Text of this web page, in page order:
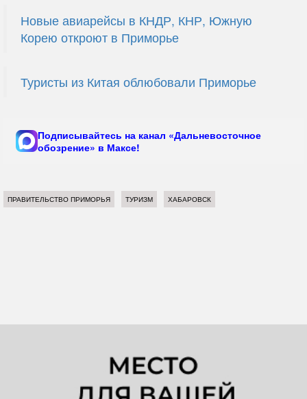
Новые авиарейсы в КНДР, КНР, Южную
Корею откроют в Приморье
Туристы из Китая облюбовали Приморье
Подписывайтесь на канал «Дальневосточное
обозрение» в Максе!
ПРАВИТЕЛЬСТВО ПРИМОРЬЯ ТУРИЗМ ХАБАРОВСК